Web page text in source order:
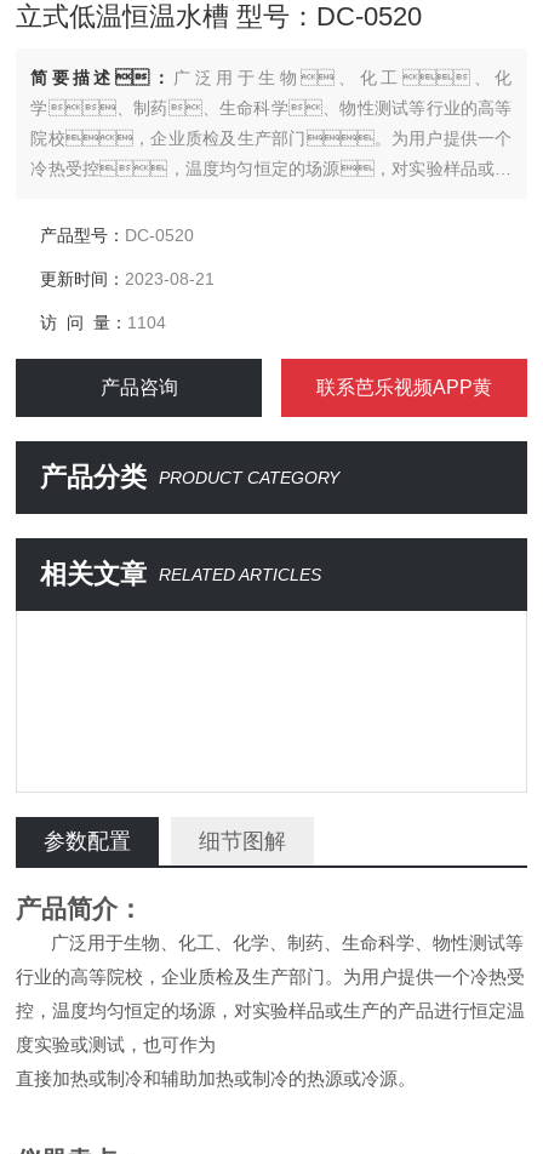
立式低温恒温水槽 型号：DC-0520
简要描述： 广泛用于生物、化工、化
学、制药、生命科学、物性测试等行业的高等
院校，企业质检及生产部门。为用户提供一个
冷热受控，温度均匀恒定的场源，对实验样品或生
冷和辅助加热或制冷的热源或冷源。
产品型号： DC-0520
更新时间： 2023-08-21
访 问 量： 1104
产品咨询 联系芭乐视频APP黄
产品分类 PRODUCT CATEGORY
相关文章 RELATED ARTICLES
参数配置 细节图解
产品简介：
广泛用于生物、化工、化学、制药、生命科学、物性测试等
行业的高等院校，企业质检及生产部门。为用户提供一个冷热受
控，温度均匀恒定的场源，对实验样品或生产的产品进行恒定温
度实验或测试，也可作为
直接加热或制冷和辅助加热或制冷的热源或冷源。